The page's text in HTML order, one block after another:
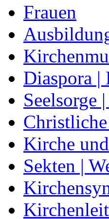
Frauen
Diaspora |
Seelsorge
Kirche
Sekten |